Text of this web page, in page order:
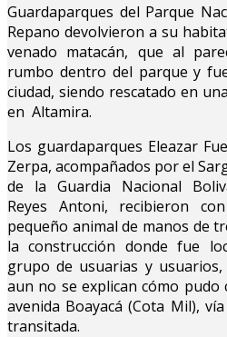
Guardaparques del Parque
Repano devolvieron a su
venado matacán, que al
rumbo dentro del parque y
ciudad, siendo rescatado en
en Altamira.
Los guardaparques Eleazar
Zerpa, acompañados por el
de la Guardia Nacional
Reyes Antoni, recibieron
pequeño animal de manos de
la construcción donde fue
grupo de usuarias y
aun no se explican cómo pudo
avenida Boayacá (Cota Mil),
transitada.